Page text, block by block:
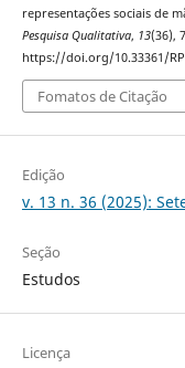
representações sociais de
Pesquisa Qualitativa, 13(36),
https://doi.org/10.33361/
Fomatos de Citação
Edição
v. 13 n. 36 (2025):
Seção
Estudos
Licença